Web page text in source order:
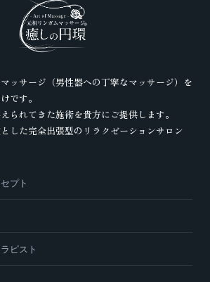
ッサージ（男性器への丁寧なマッサージ）を
です。
られてきた施術を貴方にご提供します。
した完全出張型のリラクゼーションサロン
プト
ピスト